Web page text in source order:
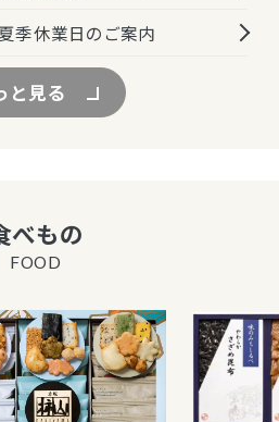
季休業日のご案内
と見る
べもの
FOOD